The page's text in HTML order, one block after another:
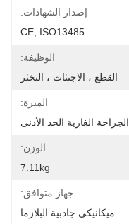
إصدار الشهادات:
CE, ISO13485
الوظيفة:
القطع ، الاجتثاث ، التخثر
الميزة:
الجراحة الغازية الحد الأدنى
الوزن:
7.11kg
جهاز متوافق:
ميكانيكي جاذبية البلازما